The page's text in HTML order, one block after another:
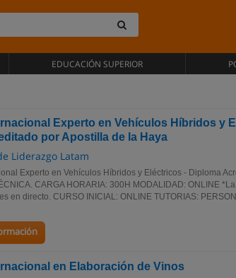
EDUCACIÓN SUPERIOR
Experto en Vehículos Híbridos y
por Apostilla de la Haya
Liderazgo Latam
Experto en Vehículos Híbridos y Eléctricos - Diploma
CARGA HORARIA: 300H MODALIDAD: ONLINE
en directo. CURSO INICIAL: ONLINE TUTORIAS:
en Elaboración de Vinos